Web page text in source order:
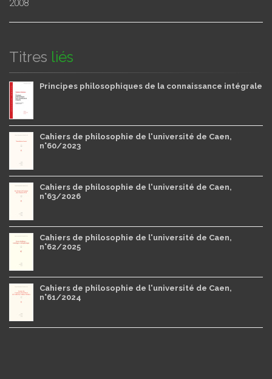
2008
Titres liés
Principes philosophiques de la connaissance intégrale
Cahiers de philosophie de l'université de Caen,
n°60/2023
Cahiers de philosophie de l'université de Caen,
n°63/2026
Cahiers de philosophie de l'université de Caen,
n°62/2025
Cahiers de philosophie de l'université de Caen,
n°61/2024